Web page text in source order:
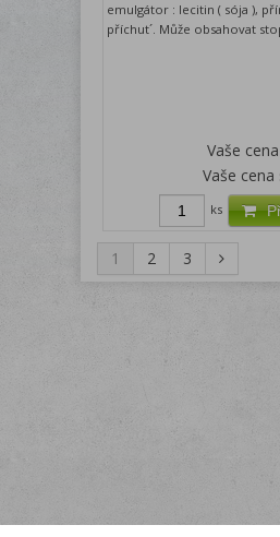
emulgátor : lecitin ( sója ),
příchut´. Může obsahovat
Vaše
Vaše
ks
1 2 3